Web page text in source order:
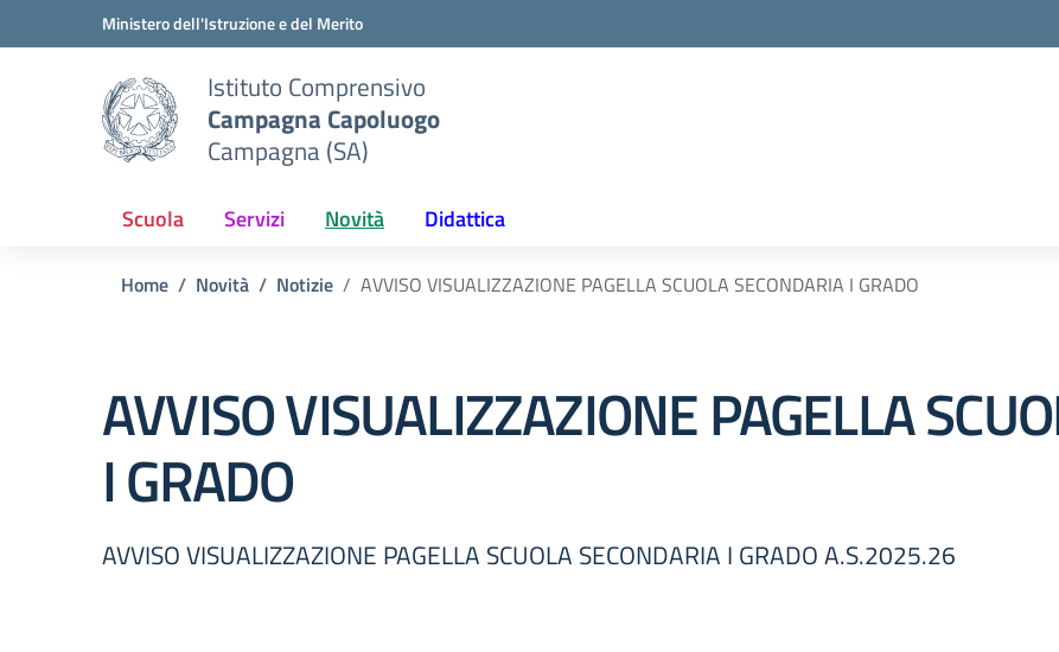
Vai ai contenuti
Vai al menu di navigazioneMinistero dell'Istruzione e del Merito
Istituto Comprensivo
Campagna Capoluogo
Campagna (SA)
Scuola Servizi Novità Didattica
Home Novità Notizie AVVISO VISUALIZZAZIONE PAGELLA SCUOLA SECONDARIA I GRADO
AVVISO VISUALIZZAZIONE PAGELLA
I GRADO
AVVISO VISUALIZZAZIONE PAGELLA SCUOLA SECONDARIA I GRADO A.S.2025.26